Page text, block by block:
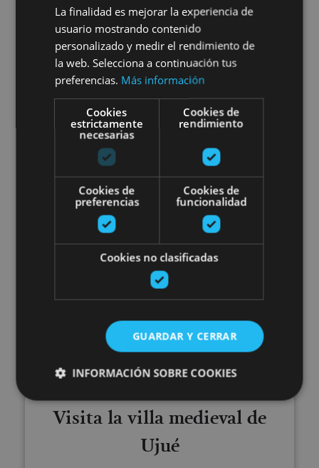
01 ENE - 31 DIC
Visita guiada a Olite
Olite, Palacio Real de Olite, Iglesia de Santa María
Visita la villa medieval de Ujué
Visita la villa medieval de
Ujué
La finalidad es mejorar la experiencia de
usuario mostrando contenido
personalizado y medir el rendimiento de
la web. Selecciona a continuación tus
preferencias. Más información
Cookies
estrictamente
necesarias
Cookies de
rendimiento
Cookies de
preferencias
Cookies de
funcionalidad
Cookies no clasificadas
GUARDAR Y CERRAR
INFORMACIÓN SOBRE COOKIES
Cookies de rendimiento